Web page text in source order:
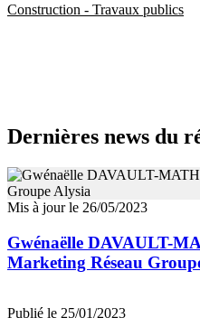
Construction - Travaux publics
Dernières news du
Mis à jour le 26/05/2023
Gwénaëlle DAVAULT-
Marketing Réseau
Publié le 25/01/2023